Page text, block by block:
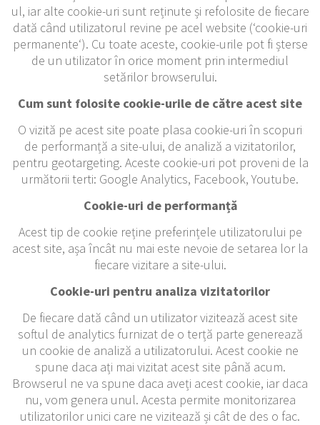
ul, iar alte cookie-uri sunt reținute și refolosite de fiecare
dată când utilizatorul revine pe acel website (‘cookie-uri
permanente‘). Cu toate aceste, cookie-urile pot fi șterse
de un utilizator în orice moment prin intermediul
setărilor browserului.
Cum sunt folosite cookie-urile de către acest site
O vizită pe acest site poate plasa cookie-uri în scopuri
de performanță a site-ului, de analiză a vizitatorilor,
pentru geotargeting. Aceste cookie-uri pot proveni de la
următorii terti: Google Analytics, Facebook, Youtube.
Cookie-uri de performanță
Acest tip de cookie reține preferințele utilizatorului pe
acest site, așa încât nu mai este nevoie de setarea lor la
fiecare vizitare a site-ului.
Cookie-uri pentru analiza vizitatorilor
De fiecare dată când un utilizator vizitează acest site
softul de analytics furnizat de o terță parte generează
un cookie de analiză a utilizatorului. Acest cookie ne
spune daca ați mai vizitat acest site până acum.
Browserul ne va spune daca aveți acest cookie, iar daca
nu, vom genera unul. Acesta permite monitorizarea
utilizatorilor unici care ne vizitează și cât de des o fac.